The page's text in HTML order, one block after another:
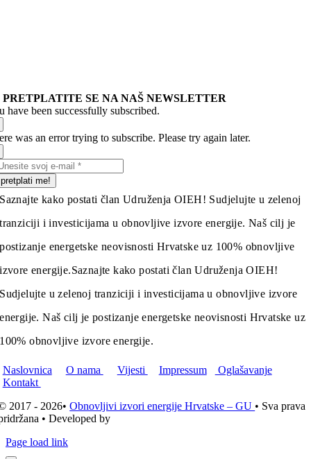
PRETPLATITE SE NA NAŠ NEWSLETTER
have been successfully subscribed.
was an error trying to subscribe. Please try again later.
pretplati me!
Saznajte kako postati član Udruženja OIEH! Sudjelujte u zelenoj
tranziciji i investicijama u obnovljive izvore energije. Naš cilj je
postizanje energetske neovisnosti Hrvatske uz 100% obnovljive
izvore energije.Saznajte kako postati član Udruženja OIEH!
Sudjelujte u zelenoj tranziciji i investicijama u obnovljive izvore
energije. Naš cilj je postizanje energetske neovisnosti Hrvatske uz
100% obnovljive izvore energije.
Naslovnica O nama Vijesti Impressum
Oglašavanje
Kontakt
2017 - 2026•Obnovljivi izvori energije Hrvatske – GU • Sva prava
• Developed by
Page load link